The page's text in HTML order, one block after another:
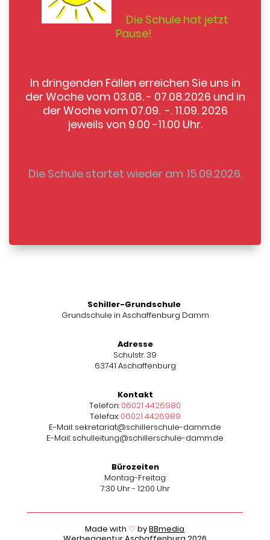
Die Schule hat jetzt
Pause!
In dringenden Fällen erreichen Sie uns in
der Woche vom 03.08. - 07.08.2026 und in
der Woche vom 07.09. -. 11.09. 2026
jeweils von 9.00 -11.00 Uhr.
Die Schule startet wieder am 15.09.2026.
Schiller-Grundschule
Grundschule in Aschaffenburg Damm
Adresse
Schulstr. 39
63741 Aschaffenburg
Kontakt
Telefon: 06021 4426980
Telefax: 06021 4426989
E-Mail: sekretariat@schillerschule-damm.de
E-Mail: schulleitung@schillerschule-damm.de
Bürozeiten
Montag-Freitag:
7:30 Uhr - 12:00 Uhr
Made with ♡ byBBmedia